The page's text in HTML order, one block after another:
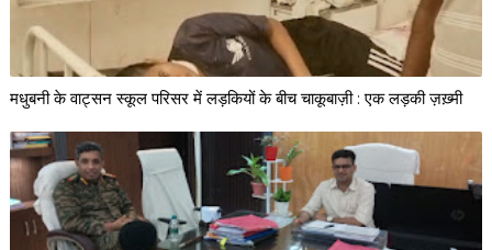
मधुबनी के वाट्सन स्कूल परिसर में लड़कियों के बीच चाकूबाज़ी : एक लड़की ज़ख़्मी